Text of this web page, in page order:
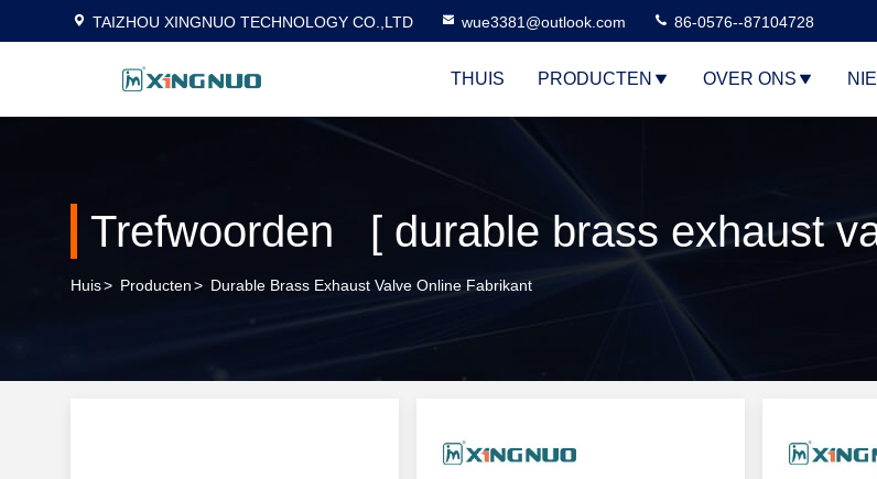
TAIZHOU XINGNUO TECHNOLOGY CO.,LTD wue3381@outlook.com 86-0576--87104728
THUIS PRODUCTEN OVER ONS
Huis> Producten> Durable Brass Exhaust Valve Online Fabrikant